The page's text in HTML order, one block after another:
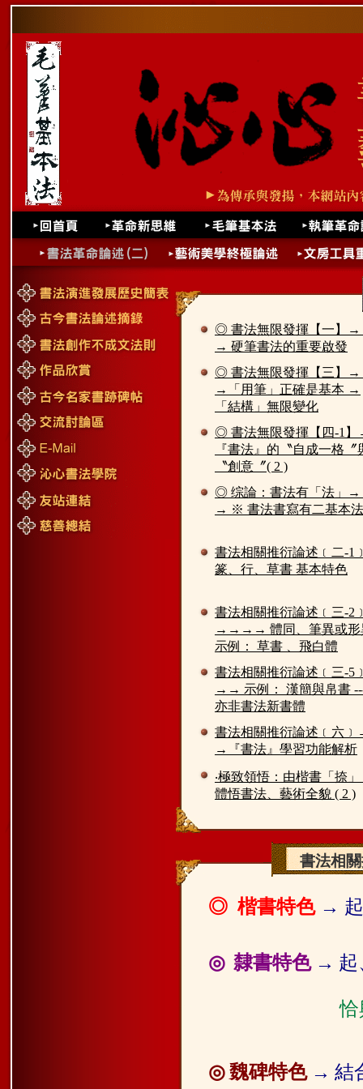
◎ 書法無限發揮【一】
→ 硬筆書法的重要啟發
◎ 書法無限發揮【三】
→「用筆」正確是基本 →
「結構」無限變化
◎ 書法無限發揮【四-1
『書法』的〝自成一格〞
〝創意〞( 2 )
◎ 综論：書法有「法」
→ ※ 書法書寫有二基本
書法相關推衍論述﹝二-
篆、行、草書 基本特色
書法相關推衍論述﹝三-
→→→→ 體同、筆異或形
示例： 草書 、飛白體
書法相關推衍論述﹝三-
→→ 示例： 漢簡與帛書
亦非書法新書體
書法相關推衍論述﹝六
→『書法』學習功能解析
‧極致領悟：由楷書「捺
體悟書法、藝術全貌 ( 2 )
書法相
◎ 楷書特色 →
◎ 隸書特色 →
恰
◎魏碑特色 → 結